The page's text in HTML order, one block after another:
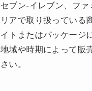
セブン-イレブン、フ
リアで取り扱っている
イトまたはパッケージ
地域や時期によって販
さい。